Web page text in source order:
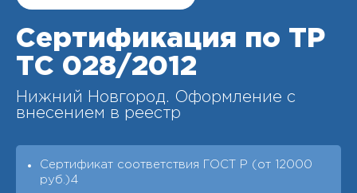
Сертификация по ТР
ТС 028/2012
Нижний Новгород. Оформление с
внесением в реестр
Сертификат соответствия ГОСТ Р (от 12000
руб.)4